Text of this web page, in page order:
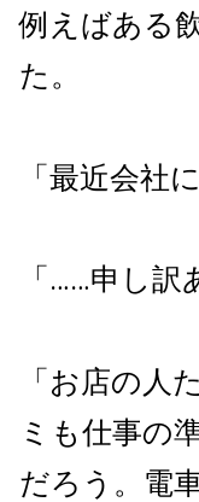
例えばある
た。
「最近会社
「……申し訳
「お店の人
ミも仕事の
だろう。電